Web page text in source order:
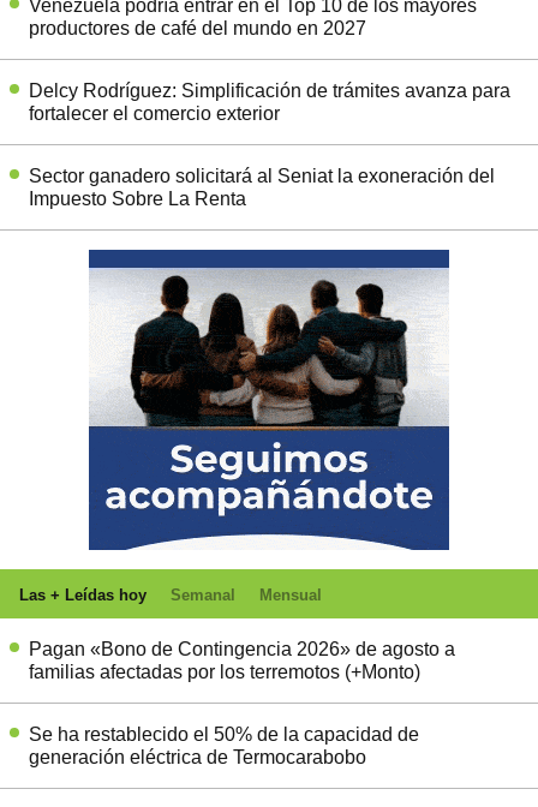
Venezuela podría entrar en el Top 10 de los mayores
productores de café del mundo en 2027
Delcy Rodríguez: Simplificación de trámites avanza para
fortalecer el comercio exterior
Sector ganadero solicitará al Seniat la exoneración del
Impuesto Sobre La Renta
Las + Leídas hoy Semanal Mensual
Pagan «Bono de Contingencia 2026» de agosto a
familias afectadas por los terremotos (+Monto)
Se ha restablecido el 50% de la capacidad de
generación eléctrica de Termocarabobo